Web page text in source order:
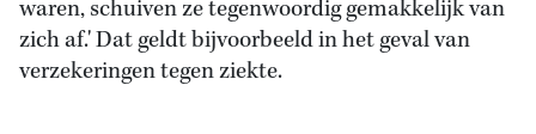
waren, schuiven ze tegenwoordig gemakkelijk van
zich af.' Dat geldt bijvoorbeeld in het geval van
verzekeringen tegen ziekte.